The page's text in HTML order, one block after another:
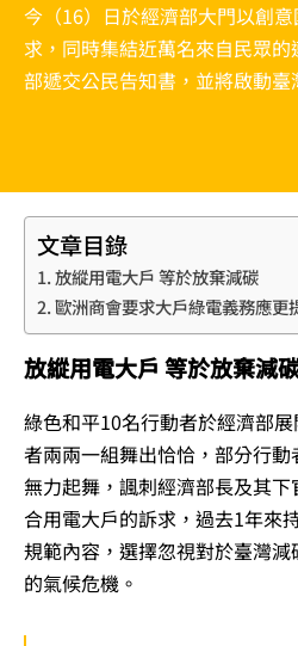
今（16）日於經濟部大門以創
求，同時集結近萬名來自民眾
部遞交公民告知書，並將啟動臺
文章目錄
放縱用電大戶 等於放棄減碳
歐洲商會要求大戶綠電義務應更
放縱用電大戶 等於放棄減
綠色和平10名行動者於經濟部
者兩兩一組舞出恰恰，部分行
無力起舞，諷刺經濟部長及其
合用電大戶的訴求，過去1年來
規範內容，選擇忽視對於臺灣
的氣候危機。